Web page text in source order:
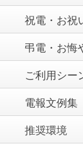
祝電・お祝
弔電・お悔
ご利用シー
電報文例集
推奨環境